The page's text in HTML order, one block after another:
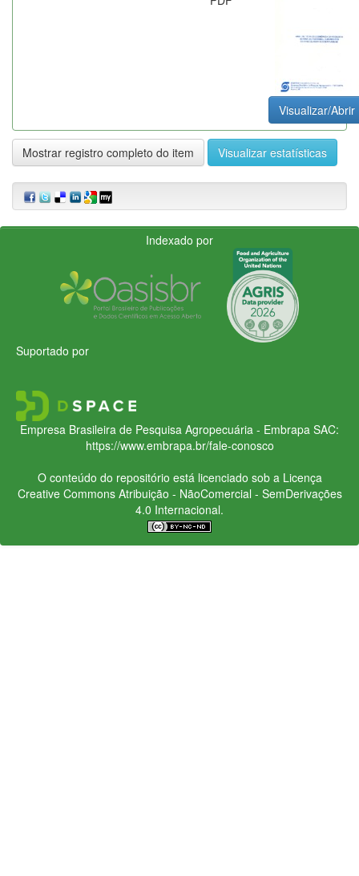
Visualizar/Abrir
Mostrar registro completo do item Visualizar estatísticas
Indexado por
Suportado por
Empresa Brasileira de Pesquisa Agropecuária - Embrapa SAC:
https://www.embrapa.br/fale-conosco
O conteúdo do repositório está licenciado sob a Licença
Creative CommonsAtribuição - NãoComercial - SemDerivações
4.0 Internacional.